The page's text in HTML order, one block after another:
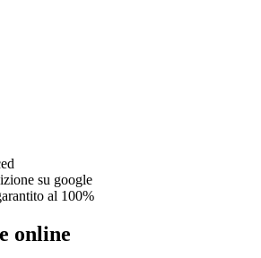
su google
al 100%
online